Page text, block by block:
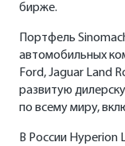
бирже.
Портфель
автомобильных
Ford, Jaguar Land
развитую
по всему миру,
В России Hyperion